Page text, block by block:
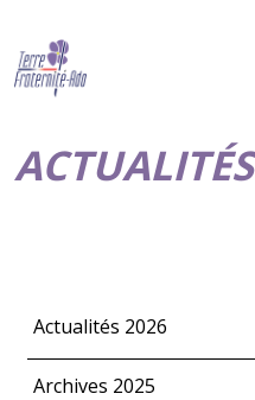
ACTUALITÉS
Actualités 2026
Archives 2025